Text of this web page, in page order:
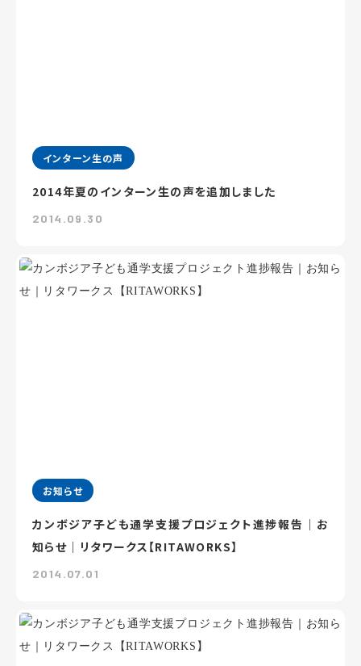
インターン生の声
2014年夏のインターン生の声を追加しました
2014.09.30
お知らせ
カンボジア子ども通学支援プロジェクト進捗報告｜お
知らせ｜リタワークス【RITAWORKS】
2014.07.01